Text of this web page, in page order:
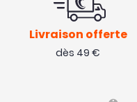
Bonne journée.
Livraison offerte
dès 49 €